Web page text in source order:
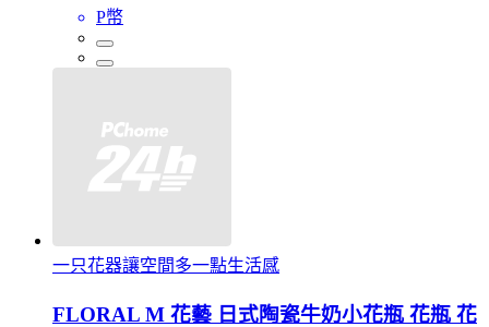
P幣
一只花器讓空間多一點生活感
FLORAL M 花藝 日式陶瓷牛奶小花瓶 花瓶 花